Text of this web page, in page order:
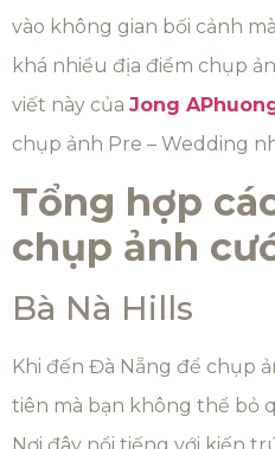
vào không gian bối cảnh
khá nhiều địa điểm chụp
viết này của Jong
chụp ảnh Pre – Wedding
Tổng hợp
chụp ảnh
Bà Nà Hills
Khi đến Đà Nẵng để chụp
tiên mà bạn không thể bỏ